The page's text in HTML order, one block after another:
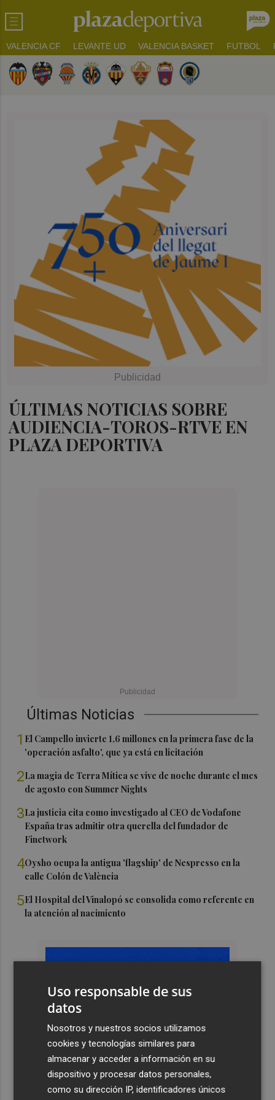
VALENCIA CF LEVANTE UD VALENCIA BASKET FUTBOL
ÚLTIMAS NOTICIAS SOBRE
AUDIENCIA-TOROS-RTVE EN
PLAZA DEPORTIVA
Últimas Noticias
1 El Campello invierte 1,6 millones en la primera fase de la
'operación asfalto', que ya está en licitación
2La magia de Terra Mítica se vive de noche durante el mes
de agosto con Summer Nights
3La justicia cita como investigado al CEO de Vodafone
España tras admitir otra querella del fundador de
Finetwork
4Oysho ocupa la antigua 'flagship' de Nespresso en la
calle Colón de València
5El Hospital del Vinalopó se consolida como referente en
la atención al nacimiento
Uso responsable de sus
datos
Nosotros y nuestros socios utilizamos
cookies y tecnologías similares para
almacenar y acceder a información en su
dispositivo y procesar datos personales,
como su dirección IP, identificadores únicos